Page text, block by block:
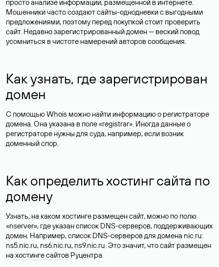
просто анализе информации, размещенной в интернете.
Мошенники часто создают сайты-однодневки с выгодными
предложениями, поэтому перед покупкой стоит проверить
сайт. Недавно зарегистрированный домен — веский повод
усомниться в чистоте намерений авторов сообщения.
Как узнать, где зарегистрирован
домен
С помощью Whois можно найти информацию о регистраторе
домена. Она указана в поле «registrar». Иногда данные о
регистраторе нужны для суда, например, если возник
доменный спор.
Как определить хостинг сайта по
домену
Узнать, на каком хостинге размещен сайт, можно по полю
«nserver», где указан список DNS-серверов, поддерживающих
домен. Например, список DNS-серверов для домена nic.ru:
ns5.nic.ru, ns6.nic.ru, ns9.nic.ru. Это значит, что сайт размещен
на хостинге сайтов Руцентра.